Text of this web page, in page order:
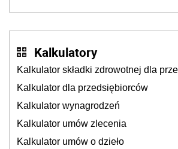
Kalkulatory
Kalkulator składki zdrowotnej dla
Kalkulator dla przedsiębiorców
Kalkulator wynagrodzeń
Kalkulator umów zlecenia
Kalkulator umów o dzieło